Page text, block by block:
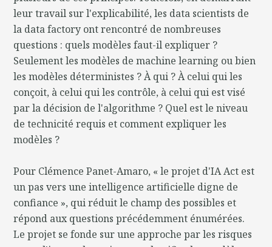
leur travail sur l'explicabilité, les data scientists de
la data factory ont rencontré de nombreuses
questions : quels modèles faut-il expliquer ?
Seulement les modèles de machine learning ou bien
les modèles déterministes ? À qui ? À celui qui les
conçoit, à celui qui les contrôle, à celui qui est visé
par la décision de l'algorithme ? Quel est le niveau
de technicité requis et comment expliquer les
modèles ?
Pour Clémence Panet-Amaro, « le projet d'IA Act est
un pas vers une intelligence artificielle digne de
confiance », qui réduit le champ des possibles et
répond aux questions précédemment énumérées.
Le projet se fonde sur une approche par les risques